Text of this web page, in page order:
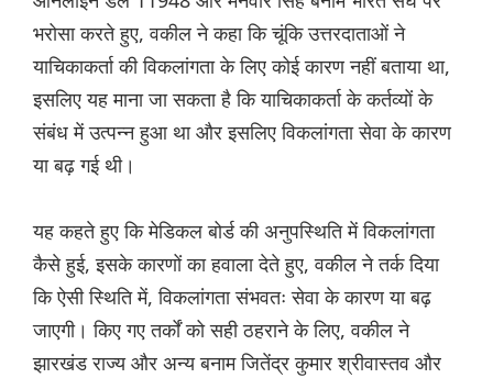
भरोसा करते हुए, वकील ने कहा कि चूंकि उत्तरदाताओं ने
याचिकाकर्ता की विकलांगता के लिए कोई कारण नहीं बताया था,
इसलिए यह माना जा सकता है कि याचिकाकर्ता के कर्तव्यों के
संबंध में उत्पन्न हुआ था और इसलिए विकलांगता सेवा के कारण
या बढ़ गई थी।
यह कहते हुए कि मेडिकल बोर्ड की अनुपस्थिति में विकलांगता
कैसे हुई, इसके कारणों का हवाला देते हुए, वकील ने तर्क दिया
कि ऐसी स्थिति में, विकलांगता संभवतः सेवा के कारण या बढ़
जाएगी। किए गए तर्कों को सही ठहराने के लिए, वकील ने
झारखंड राज्य और अन्य बनाम जितेंद्र कुमार श्रीवास्तव और